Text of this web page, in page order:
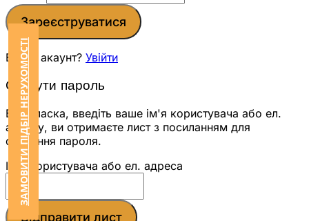
ЗАМОВИТИ ПІДБІР НЕРУХОМОСТІ
Зареєструватися
Вже є акаунт? Увійти
Скинути пароль
Будь ласка, введіть ваше ім'я користувача або ел.
адресу, ви отримаєте лист з посиланням для
скидання пароля.
Ім'я користувача або ел. адреса
Відправити лист